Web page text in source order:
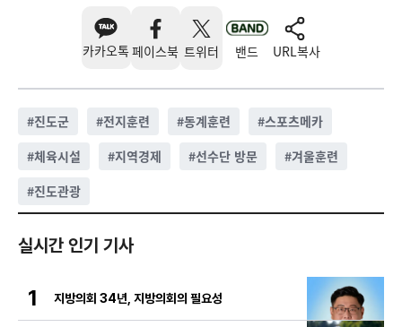
카카오톡 페이스북 트위터 밴드 URL복사
#진도군 #전지훈련 #동계훈련 #스포츠메카
#체육시설 #지역경제 #선수단 방문 #겨울훈련
#진도관광
실시간 인기 기사
1 지방의회 34년, 지방의회의 필요성